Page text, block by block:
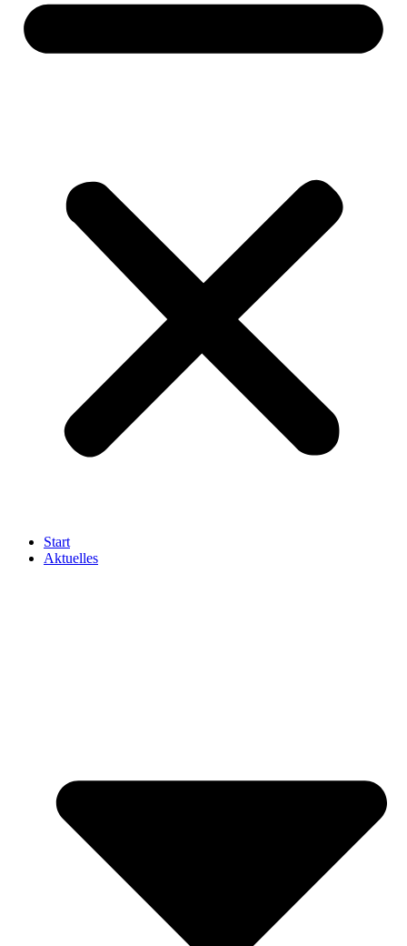
Start
Aktuelles